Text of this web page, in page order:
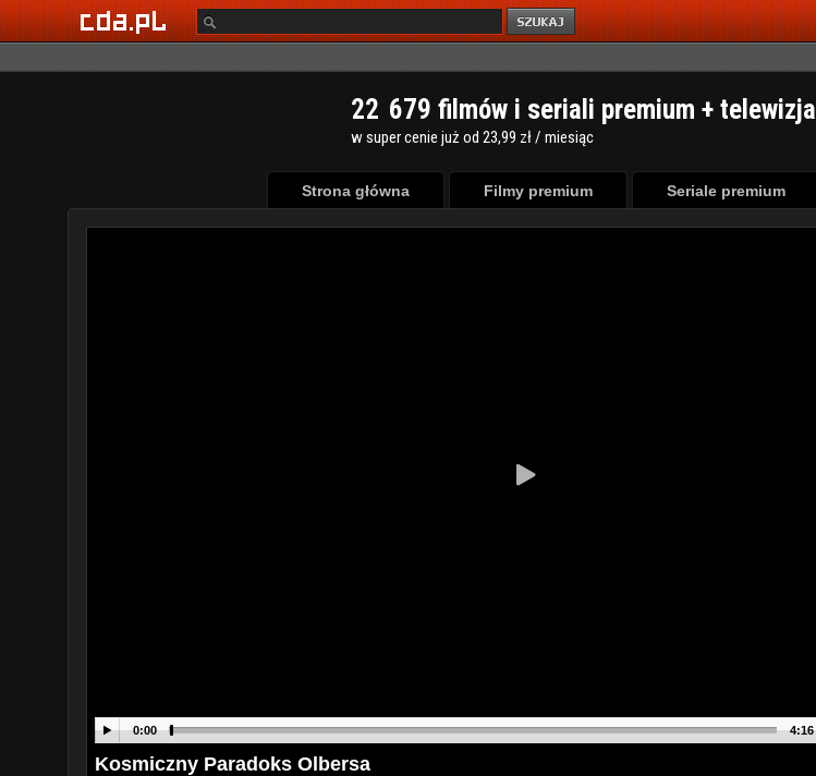
22 679 filmów i seriali premium + telewizja
w super cenie już od 23,99 zł / miesiąc
Strona główna Filmy premium Seriale premium
0:00 4:16
Kosmiczny Paradoks Olbersa